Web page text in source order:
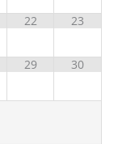
22 23
29 30